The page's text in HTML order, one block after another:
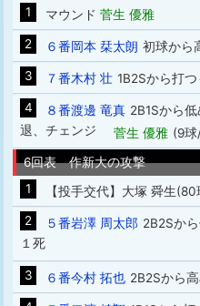
1
マウンド 菅生 優雅
2
６番岡本 栞太朗 初球から
3
７番木村 壮 1B2Sから打
4
８番渡邊 竜真 2B1Sから
退、チェンジ 菅生 優雅 (9球
6回表 作新大の攻撃
1
【投手交代】大塚 舜生
2
５番岩澤 周太郎 2B2Sか
１死
3 ６番今村 拓也 2B2Sから